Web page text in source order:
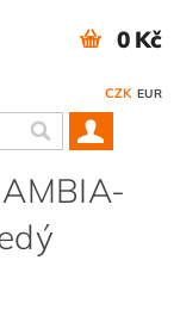
CZK EUR
0 Kč